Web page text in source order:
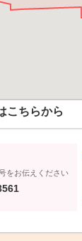
こちらから
をお伝えください